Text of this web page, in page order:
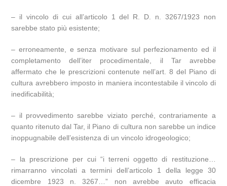
– il vincolo di cui all’articolo 1 del R. D. n. 3267/1923 non
sarebbe stato più esistente;
– erroneamente, e senza motivare sul perfezionamento ed il
completamento dell’iter procedimentale, il Tar avrebbe
affermato che le prescrizioni contenute nell’art. 8 del Piano di
cultura avrebbero imposto in maniera incontestabile il vincolo di
inedificabilità;
– il provvedimento sarebbe viziato perché, contrariamente a
quanto ritenuto dal Tar, il Piano di cultura non sarebbe un indice
inoppugnabile dell’esistenza di un vincolo idrogeologico;
– la prescrizione per cui “i terreni oggetto di restituzione…
rimarranno vincolati a termini dell’articolo 1 della legge 30
dicembre 1923 n. 3267…” non avrebbe avuto efficacia